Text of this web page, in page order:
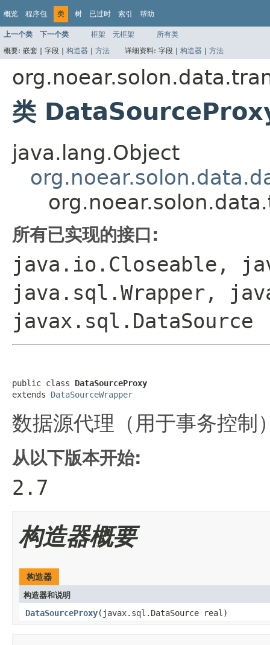
概览 程序包 类 树 已过时 索引 帮助
上一个类 下一个类 框架 无框架
所有类
概要: 嵌套 | 字段 | 构造器 | 方法 详细资料: 字段 | 构造器 | 方法
类
java.lang.Object
所有已实现的接口:
java.io.Closeable,
java.sql.Wrapper,
javax.sql.DataSource
public class DataSourceProxy
extends DataSourceWrapper
数据源代理（用于事务控制
从以下版本开始:
2.7
构造器概要
构造器
构造器和说明
DataSourceProxy(javax.sql.DataSource real)